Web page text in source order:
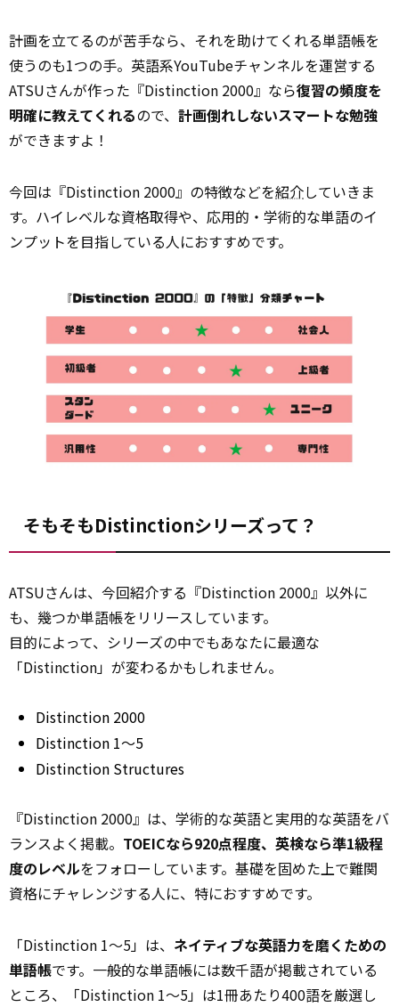
計画を立てるのが苦手なら、それを助けてくれる単語帳を
使うのも1つの手。英語系YouTubeチャンネルを運営する
ATSUさんが作った『Distinction 2000』なら復習の頻度を
明確に教えてくれるので、 計画倒れしないスマートな勉強
ができますよ！
今回は『Distinction 2000』の特徴などを紹介していきま
す。ハイレベルな資格取得や、応用的・学術的な単語のイ
ンプットを目指している人におすすめです。
そもそもDistinctionシリーズって？
ATSUさんは、今回紹介する『Distinction 2000』以外に
も、幾つか単語帳をリリースしています。
目的によって、シリーズの中でもあなたに最適な
「Distinction」が変わるかもしれません。
Distinction 2000
Distinction 1〜5
Distinction Structures
『Distinction 2000』は、学術的な英語と実用的な英語をバ
ランスよく掲載。 TOEICなら920点程度、英検なら準1級程
度のレベルをフォローしています。基礎を固めた上で難関
資格にチャレンジする人に、特におすすめです。
「Distinction 1〜5」は、 ネイティブな英語力を磨くための
単語帳です。一般的な単語帳には数千語が掲載されている
ところ、「Distinction 1〜5」は1冊あたり400語を厳選し